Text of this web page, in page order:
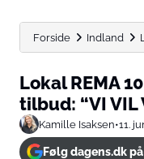
Forside Indland
Lokal REMA
tilbud: “VI VIL
Kamille Isaksen•11.
Følg dagens.dk